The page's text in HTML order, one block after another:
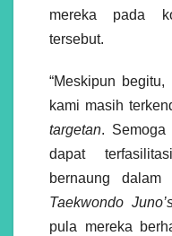
mereka pada
tersebut.
“Meskipun
kami masih
targetan. Semoga
dapat
bernaung dalam
Taekwondo
pula mereka